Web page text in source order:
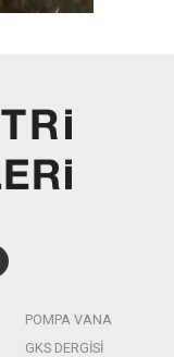
POMPA VANA
GKS DERGISI